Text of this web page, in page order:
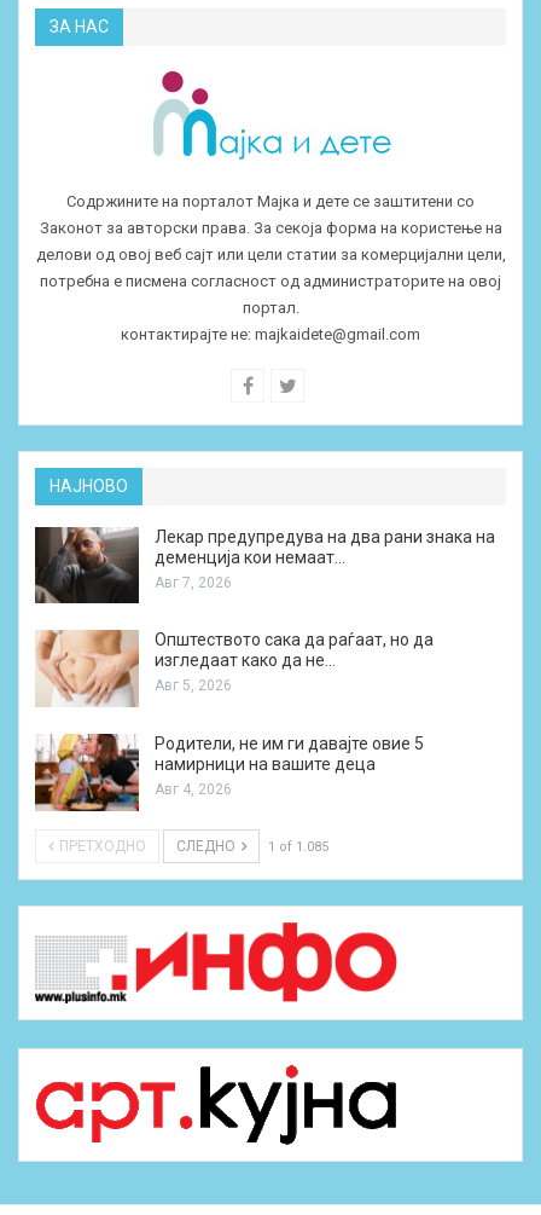
ЗА НАС
Содржините на порталот Мајка и дете се заштитени со
Законот за авторски права. За секоја форма на користење на
делови од овој веб сајт или цели статии за комерцијални цели,
потребна е писмена согласност од администраторите на овој
портал.
контактирајте не: majkaidete@gmail.com
НАЈНОВО
Лекар предупредува на два рани знака на
деменција кои немаат…
Авг 7, 2026
Општеството сака да раѓаат, но да
изгледаат како да не…
Авг 5, 2026
Родители, не им ги давајте овие 5
намирници на вашите деца
Авг 4, 2026
ПРЕТХОДНО СЛЕДНО 1 of 1.085